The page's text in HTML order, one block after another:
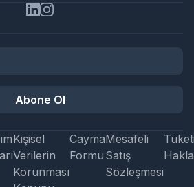
Abone Ol
Kişisel
Verilerin
Korunması
Cayma
Formu
Mesafeli
Satış
Sözleşmesi